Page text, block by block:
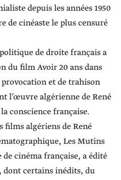
depuis les années 1950
de cinéaste le plus censuré
de droite français a
du film Avoir 20 ans dans
et de trahison
l’œuvre algérienne de René
conscience française.
films algériens de René
Les Mutins
de cinéma française, a édité
dont certains inédits, du